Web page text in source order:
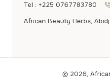
Tel : +225 0767783780
African Beauty Herbs,
© 2026,